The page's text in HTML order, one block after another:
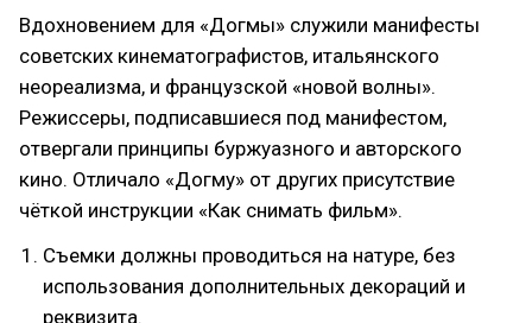
Вдохновением для «Догмы» служили манифесты
советских кинематографистов, итальянского
неореализма, и французской «новой волны».
Режиссеры, подписавшиеся под манифестом,
отвергали принципы буржуазного и авторского
кино. Отличало «Догму» от других присутствие
чёткой инструкции «Как снимать фильм».
Съемки должны проводиться на натуре, без
использования дополнительных декораций и
реквизита.